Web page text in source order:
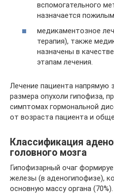
вспомогательного
назначается
медикаментозное
терапия), также
назначены в
этапам лечения.
Лечение пациента напрямую
размера опухоли гипофиза,
симптомах гормональной
от возраста пациента и
Классификация
головного мозга
Гипофизарный очаг
железы (в аденогипофизе),
основную массу органа